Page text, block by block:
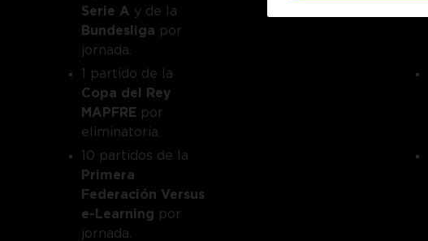
Serie A y de la
Bundesliga por
jornada.
1 partido de la
Copa del Rey
MAPFRE por
eliminatoria.
10 partidos de la
Primera
Federación Versus
e-Learning por
jornada.